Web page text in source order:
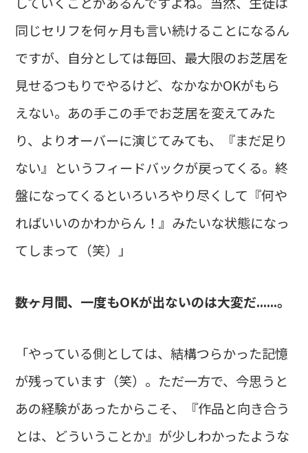
同じセリフを何ヶ月も言い続けることになるん
ですが、自分としては毎回、最大限のお芝居を
見せるつもりでやるけど、なかなかOKがもら
えない。あの手この手でお芝居を変えてみた
り、よりオーバーに演じてみても、『まだ足り
ない』というフィードバックが戻ってくる。終
盤になってくるといろいろやり尽くして『何や
ればいいのかわからん！』みたいな状態になっ
てしまって（笑）」
――数ヶ月間、一度もOKが出ないのは大変だ......。
「やっている側としては、結構つらかった記憶
が残っています（笑）。ただ一方で、今思うと
あの経験があったからこそ、『作品と向き合う
とは、どういうことか』が少しわかったような